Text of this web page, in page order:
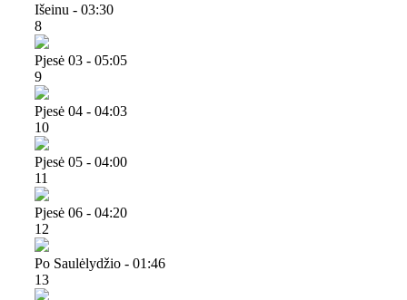
Išeinu - 03:30
8
Pjesė 03 - 05:05
9
Pjesė 04 - 04:03
10
Pjesė 05 - 04:00
11
Pjesė 06 - 04:20
12
Po Saulėlydžio - 01:46
13